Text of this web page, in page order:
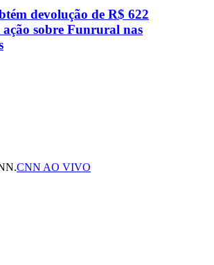
devolução de R$ 622
ação sobre Funrural nas
CNN AO VIVO